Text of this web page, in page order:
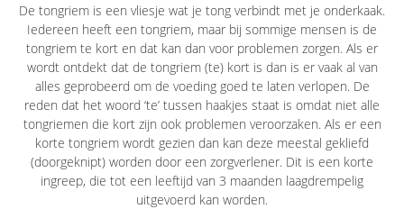
De tongriem is een vliesje wat je tong verbindt met je onderkaak.
Iedereen heeft een tongriem, maar bij sommige mensen is de
tongriem te kort en dat kan dan voor problemen zorgen. Als er
wordt ontdekt dat de tongriem (te) kort is dan is er vaak al van
alles geprobeerd om de voeding goed te laten verlopen. De
reden dat het woord ‘te’ tussen haakjes staat is omdat niet alle
tongriemen die kort zijn ook problemen veroorzaken. Als er een
korte tongriem wordt gezien dan kan deze meestal gekliefd
(doorgeknipt) worden door een zorgverlener. Dit is een korte
ingreep, die tot een leeftijd van 3 maanden laagdrempelig
uitgevoerd kan worden.